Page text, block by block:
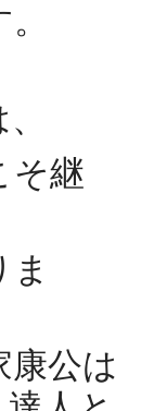
そ継
康公は